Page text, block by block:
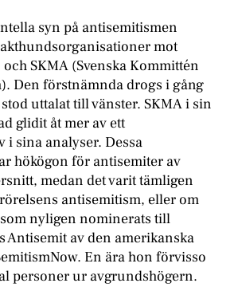
syn på antisemitismen
mot
SKMA (Svenska Kommittén
Den förstnämnda drogs i gång
uttalat till vänster. SKMA i sin
glidit åt mer av ett
i sina analyser. Dessa
hökögon för antisemiter av
medan det varit tämligen
antisemitism, eller om
nyligen nominerats till
Antisemit av den amerikanska
En ära hon förvisso
personer ur avgrundshögern.